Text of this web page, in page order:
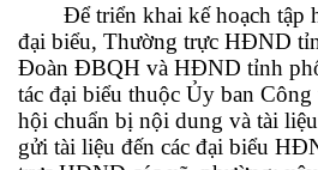
Để triển khai kế hoạch tập
đại biểu, Thường trực HĐND
Đoàn ĐBQH và HĐND tỉnh
tác đại biểu thuộc Ủy ban Công
hội chuẩn bị nội dung và tài
gửi tài liệu đến các đại biểu